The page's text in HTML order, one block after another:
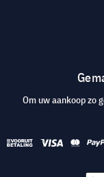
Om uw aankoop zo